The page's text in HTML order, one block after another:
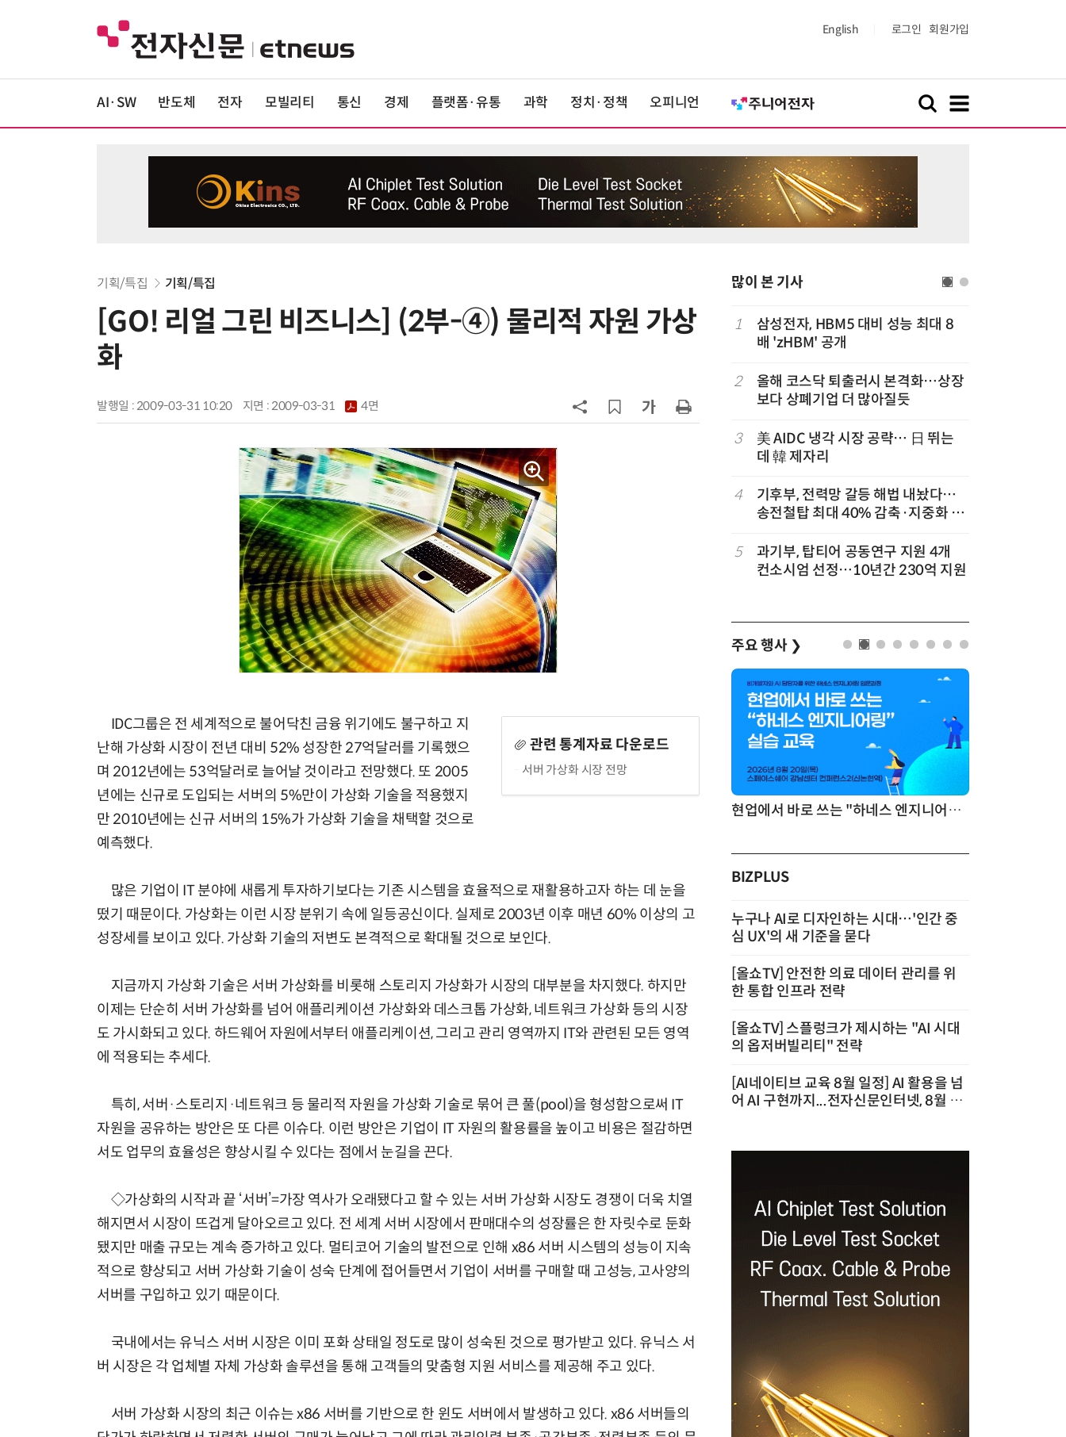
English 로그인 회원가입
AI·SW 반도체 전자 모빌리티 통신 경제 플랫폼·유통 과학 정치·정책 오피니언
기획/특집 기획/특집
[GO! 리얼 그린 비즈니스] (2부-④) 물리적 자원 가상
화
발행일 : 2009-03-31 10:20 지면 :2009-03-31 4면
관련 통계자료 다운로드
서버 가상화 시장 전망
IDC그룹은 전 세계적으로 불어닥친 금융 위기에도 불구하고 지
난해 가상화 시장이 전년 대비 52% 성장한 27억달러를 기록했으
며 2012년에는 53억달러로 늘어날 것이라고 전망했다. 또 2005
년에는 신규로 도입되는 서버의 5%만이 가상화 기술을 적용했지
만 2010년에는 신규 서버의 15%가 가상화 기술을 채택할 것으로
예측했다.
많은 기업이 IT 분야에 새롭게 투자하기보다는 기존 시스템을 효율적으로 재활용하고자 하는 데 눈을
떴기 때문이다. 가상화는 이런 시장 분위기 속에 일등공신이다. 실제로 2003년 이후 매년 60% 이상의 고
성장세를 보이고 있다. 가상화 기술의 저변도 본격적으로 확대될 것으로 보인다.
지금까지 가상화 기술은 서버 가상화를 비롯해 스토리지 가상화가 시장의 대부분을 차지했다. 하지만
이제는 단순히 서버 가상화를 넘어 애플리케이션 가상화와 데스크톱 가상화, 네트워크 가상화 등의 시장
도 가시화되고 있다. 하드웨어 자원에서부터 애플리케이션, 그리고 관리 영역까지 IT와 관련된 모든 영역
에 적용되는 추세다.
특히, 서버·스토리지·네트워크 등 물리적 자원을 가상화 기술로 묶어 큰 풀(pool)을 형성함으로써 IT
자원을 공유하는 방안은 또 다른 이슈다. 이런 방안은 기업이 IT 자원의 활용률을 높이고 비용은 절감하면
서도 업무의 효율성은 향상시킬 수 있다는 점에서 눈길을 끈다.
◇가상화의 시작과 끝 ‘서버’=가장 역사가 오래됐다고 할 수 있는 서버 가상화 시장도 경쟁이 더욱 치열
해지면서 시장이 뜨겁게 달아오르고 있다. 전 세계 서버 시장에서 판매대수의 성장률은 한 자릿수로 둔화
됐지만 매출 규모는 계속 증가하고 있다. 멀티코어 기술의 발전으로 인해 x86 서버 시스템의 성능이 지속
적으로 향상되고 서버 가상화 기술이 성숙 단계에 접어들면서 기업이 서버를 구매할 때 고성능, 고사양의
서버를 구입하고 있기 때문이다.
국내에서는 유닉스 서버 시장은 이미 포화 상태일 정도로 많이 성숙된 것으로 평가받고 있다. 유닉스 서
버 시장은 각 업체별 자체 가상화 솔루션을 통해 고객들의 맞춤형 지원 서비스를 제공해 주고 있다.
서버 가상화 시장의 최근 이슈는 x86 서버를 기반으로 한 윈도 서버에서 발생하고 있다. x86 서버들의
많이 본 기사
6
5대 은행 회수불능 '추정손실' 1조
정부·지자체·기관·기업 원팀으로
'2030년 6월 양산' 목표
'로켓직구' 배제 위기…서비스 차질
빚나
9
TSMC 핵심 패키징 외주 확대…AI
반도체 제조 병목 해소 기대
10 檢, LG화학·한화솔루션 등 7개사 압
수수색…담합 의혹
1
삼성전자, HBM5 대비 성능 최대 8
배 'zHBM' 공개
2
올해 코스닥 퇴출러시 본격화…상장
보다 상폐기업 더 많아질듯
3
美 AIDC 냉각 시장 공략… 日 뛰는
데 韓 제자리
4
기후부, 전력망 갈등 해법 내놨다…
송전철탑 최대 40% 감축·지중화 확
5
과기부, 탑티어 공동연구 지원 4개
컨소시엄 선정…10년간 230억 지원
주요 행사 ❯
양자컴퓨팅 비즈니스·기술 입문 1-Day 워크샵 - 큐비트·양자 알고리듬·Qiskit 실습으로 이해하는 차세대 현업에서 바로 쓰는 "하네스 엔지니어링" 실습 교육
BIZPLUS
누구나 AI로 디자인하는 시대…'인간 중
심 UX'의 새 기준을 묻다
[올쇼TV] 안전한 의료 데이터 관리를 위
한 통합 인프라 전략
[올쇼TV] 스플렁크가 제시하는 "AI 시대
의 옵저버빌리티" 전략
[AI네이티브 교육 8월 일정] AI 활용을 넘
어 AI 구현까지...전자신문인터넷, 8월 실